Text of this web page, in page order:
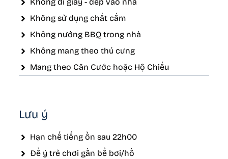
Không sử dụng chất cấm
Không nướng BBQ trong nhà
Không mang theo thú cưng
Mang theo Căn Cước hoặc Hộ Chiếu
Lưu ý
Hạn chế tiếng ồn sau 22h00
Để ý trẻ chơi gần bể bơi/hồ